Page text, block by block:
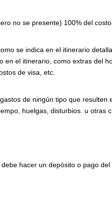
no se presente) 100% del
se indica en el itinerario
el itinerario, como extras del
de visa, etc.
de ningún tipo que
huelgas, disturbios. u otras
hacer un depósito o pago